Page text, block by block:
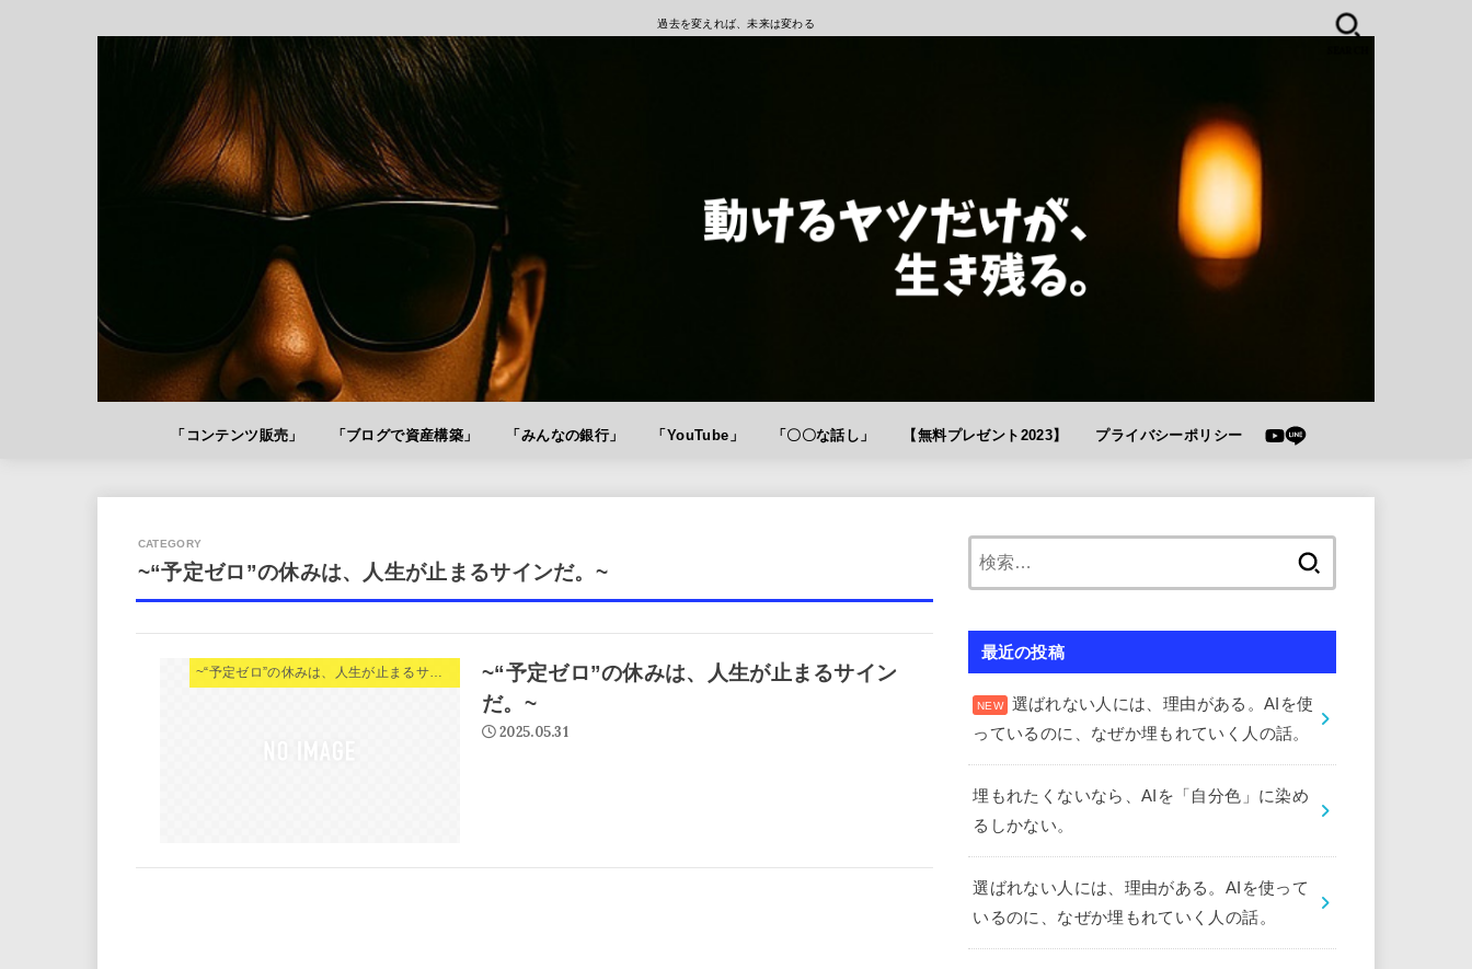
過去を変えれば、未来は変わる
「コンテンツ販売」 「ブログで資産構築」 「みんなの銀行」 「YouTube」 「〇〇な話し」 【無料プレゼント2023】 プライバシーポリシー
~“予定ゼロ”の休みは、人生が止まるサインだ。~
~“予定ゼロ”の休みは、人生が止まるサインだ。~
~“予定ゼロ”の休みは、人生が止まるサイン
だ。~
2025.05.31
最近の投稿
選ばれない人には、理由がある。AIを使
っているのに、なぜか埋もれていく人の話。
埋もれたくないなら、AIを「自分色」に染め
るしかない。
選ばれない人には、理由がある。AIを使って
いるのに、なぜか埋もれていく人の話。